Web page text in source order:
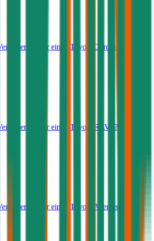
für einen Toyota Corolla?
für einen Toyota RAV4?
für einen Toyota Avensis?